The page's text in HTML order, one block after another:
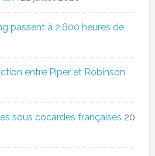
passent à 2.600 heures de
entre Piper et Robinson
sous cocardes françaises 20